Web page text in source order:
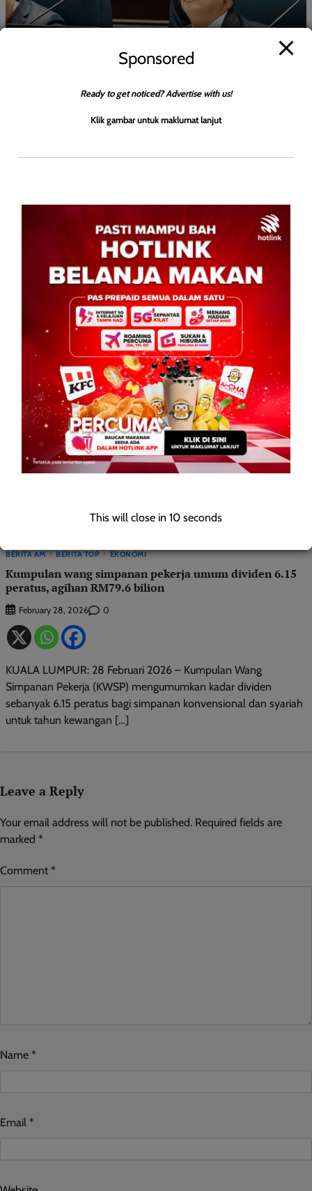
KOTA KINABALU: 30 April 2026 – Sekurang-kurangnya 80
peratus tenaga kerja dalam sektor industri di Sabah perlu terdiri
dari rakyat tempatan, dengan keutamaan diberikan kepada […]
BERITA AM BERITA TOP EKONOMI
Kumpulan wang simpanan pekerja umum dividen 6.15
peratus, agihan RM79.6 bilion
February 28, 2026 0
KUALA LUMPUR: 28 Februari 2026 – Kumpulan Wang
Simpanan Pekerja (KWSP) mengumumkan kadar dividen
sebanyak 6.15 peratus bagi simpanan konvensional dan syariah
untuk tahun kewangan […]
Leave a Reply
Your email address will not be published. Required fields are
marked *
Comment *
Name *
Email *
Sponsored
Ready to get noticed? Advertise with us!
Klik gambar untuk maklumat lanjut
This will close in 10 seconds